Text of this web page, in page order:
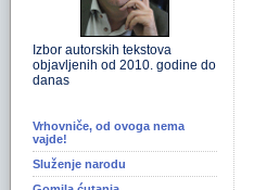
Izbor autorskih tekstova
objavljenih od 2010. godine do
danas
Vrhovniče, od ovoga nema
vajde!
Služenje narodu